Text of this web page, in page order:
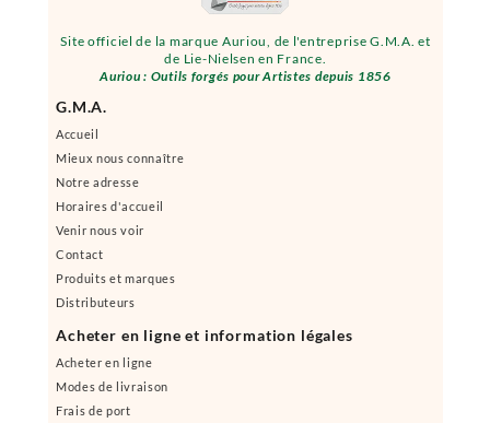
Site officiel de la marque Auriou, de l'entreprise G.M.A. et
de Lie-Nielsen en France.
Auriou : Outils forgés pour Artistes depuis 1856
G.M.A.
Accueil
Mieux nous connaître
Notre adresse
Horaires d'accueil
Venir nous voir
Contact
Produits et marques
Distributeurs
Acheter en ligne et information légales
Acheter en ligne
Modes de livraison
Frais de port